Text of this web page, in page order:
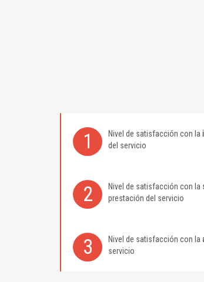
1 Nivel de satisfacción con la
del servicio
2 Nivel de satisfacción con la
prestación del servicio
3 Nivel de satisfacción con la
servicio